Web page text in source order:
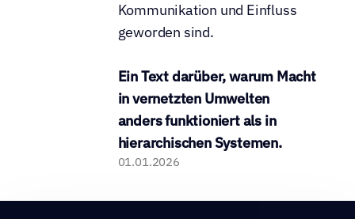
Kommunikation und Einfluss
geworden sind.
Ein Text darüber, warum Macht
in vernetzten Umwelten
anders funktioniert als in
hierarchischen Systemen.
01.01.2026